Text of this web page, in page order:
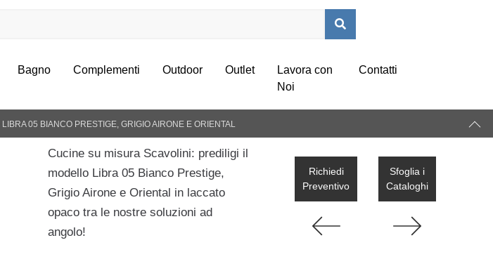
Bagno Complementi Outdoor Outlet
Lavora con
Noi
Contatti
LIBRA 05 BIANCO PRESTIGE, GRIGIO AIRONE E ORIENTAL
Cucine su misura Scavolini: prediligi il
modello Libra 05 Bianco Prestige,
Grigio Airone e Oriental in laccato
opaco tra le nostre soluzioni ad
angolo!
Richiedi
Preventivo
Sfoglia i
Cataloghi